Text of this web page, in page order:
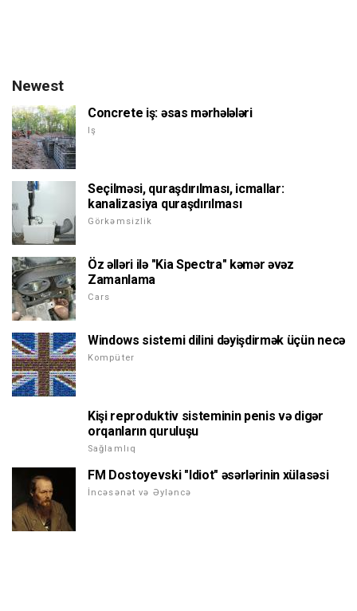
Newest
Concrete iş: əsas mərhələləri
Iş
Seçilməsi, quraşdırılması, icmallar:
kanalizasiya quraşdırılması
Görkəmsizlik
Öz əlləri ilə "Kia Spectra" kəmər əvəz
Zamanlama
Cars
Windows sistemi dilini dəyişdirmək üçün necə
Kompüter
Kişi reproduktiv sisteminin penis və digər
orqanların quruluşu
Sağlamlıq
FM Dostoyevski "Idiot" əsərlərinin xülasəsi
İncəsənət və Əyləncə